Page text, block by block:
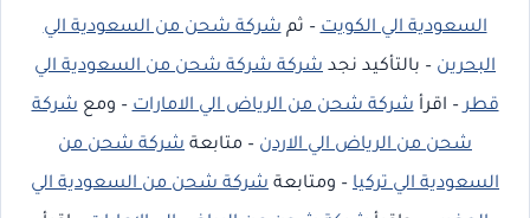
السعودية الي الكويت– ثمشركة شحن من السعودية الي
البحرين – بالتأكيد نجد شركة شركة شحن من السعودية الي
قطر – اقرأشركة شحن من الرياض الي الامارات– ومعشركة
شحن من الرياض الي الاردن – متابعة شركة شحن من
السعودية الي تركيا – ومتابعة شركة شحن من السعودية الي